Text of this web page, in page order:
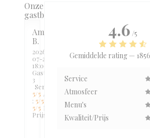
Onze
gastbeoordelingen
Amy
B
2026-
07-24
18:00 -
Gasten
3
Service
5/5 Atmosfeer
: 5/5 Keuken:
5/5 Kwaliteit /
Prijs
4.6 /5
Gemiddelde rating —
Service
Atmosfeer
Menu's
Kwaliteit/Prijs